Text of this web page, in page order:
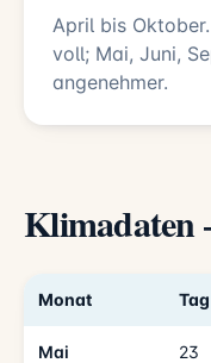
April bis
voll; Mai, Juni,
angenehmer.
Klimadaten
Monat
Mai 23